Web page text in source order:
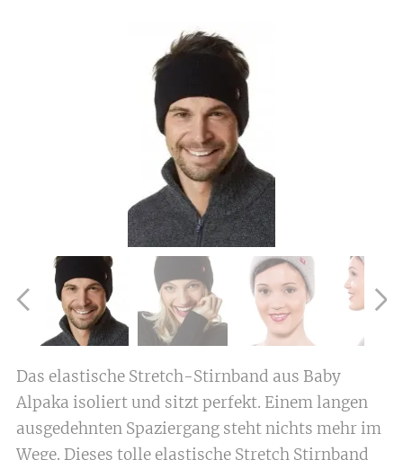
Das elastische Stretch-Stirnband aus Baby
Alpaka isoliert und sitzt perfekt. Einem langen
ausgedehnten Spaziergang steht nichts mehr im
Wege. Dieses tolle elastische Stretch Stirnband